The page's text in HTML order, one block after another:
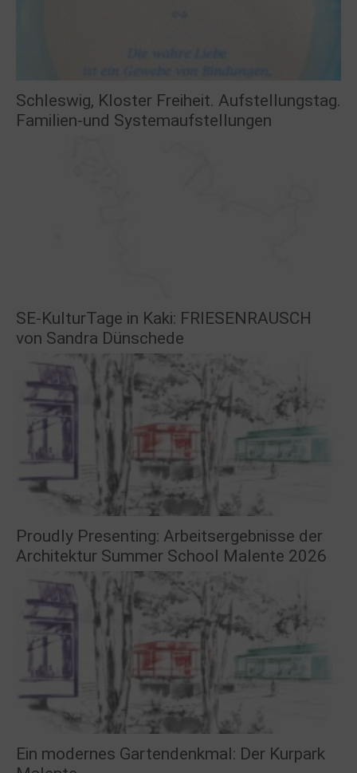
Schleswig, Kloster Freiheit. Aufstellungstag.
Familien-und Systemaufstellungen
SE-KulturTage in Kaki: FRIESENRAUSCH
von Sandra Dünschede
Proudly Presenting: Arbeitsergebnisse der
Architektur Summer School Malente 2026
Ein modernes Gartendenkmal: Der Kurpark